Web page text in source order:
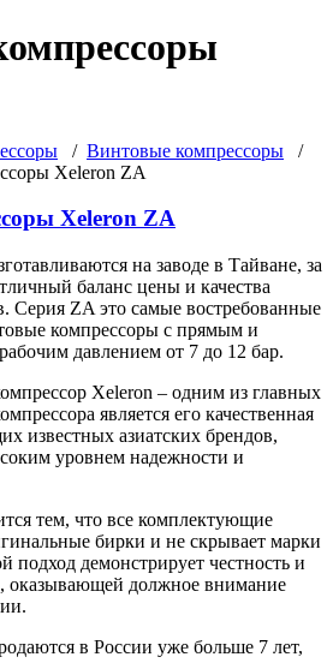
/ Винтовые компрессоры /
Xeleron ZA
Xeleron ZA
на заводе в Тайване, за
баланс цены и качества
Серия ZA это самые востребованные
компрессоры с прямым и
давлением от 7 до 12 бар.
Xeleron – одним из главных
является его качественная
известных азиатских брендов,
уровнем надежности и
тем, что все комплектующие
бирки и не скрывает марки
подход демонстрирует честность и
оказывающей должное внимание
в России уже больше 7 лет,